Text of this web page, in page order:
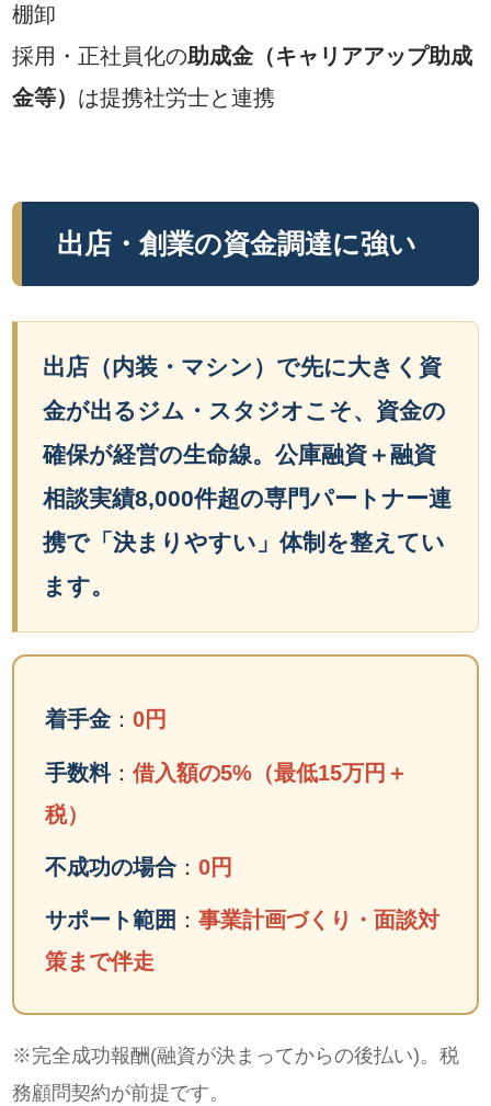
棚卸
採用・正社員化の助成金（キャリアアップ助成
金等） は提携社労士と連携
出店・創業の資金調達に強い
出店（内装・マシン）で先に大きく資
金が出るジム・スタジオこそ、資金の
確保が経営の生命線。公庫融資＋融資
相談実績8,000件超の専門パートナー連
携で「決まりやすい」体制を整えてい
ます。
着手金：0円
手数料：借入額の5%（最低15万円＋
税）
不成功の場合 ：0円
サポート範囲 ：事業計画づくり・面談対
策まで伴走
※完全成功報酬(融資が決まってからの後払い)。税
務顧問契約が前提です。